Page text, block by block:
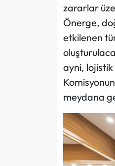
zararlar
Önerge,
etkilenen
ayni, lojistik
meydana